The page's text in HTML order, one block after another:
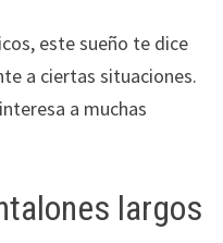
este sueño te dice
a ciertas situaciones.
a muchas
largos